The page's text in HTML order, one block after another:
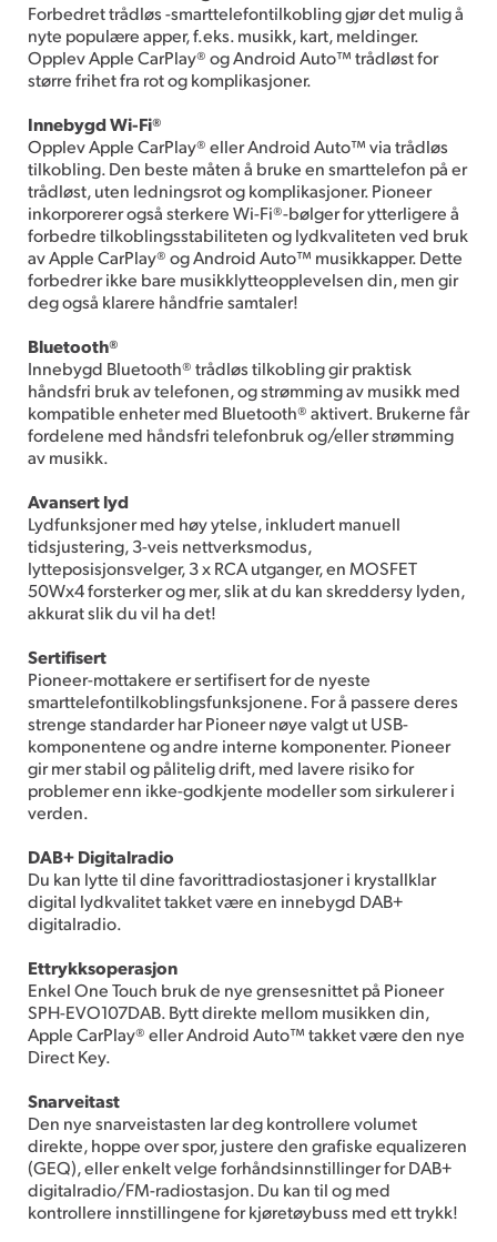
Forbedret trådløs -smarttelefontilkobling gjør det mulig å
nyte populære apper, f.eks. musikk, kart, meldinger.
Opplev Apple CarPlay® og Android Auto™ trådløst for
større frihet fra rot og komplikasjoner.
Innebygd Wi-Fi®
Opplev Apple CarPlay® eller Android Auto™ via trådløs
tilkobling. Den beste måten å bruke en smarttelefon på er
trådløst, uten ledningsrot og komplikasjoner. Pioneer
inkorporerer også sterkere Wi-Fi®-bølger for ytterligere å
forbedre tilkoblingsstabiliteten og lydkvaliteten ved bruk
av Apple CarPlay® og Android Auto™ musikkapper. Dette
forbedrer ikke bare musikklytteopplevelsen din, men gir
deg også klarere håndfrie samtaler!
Bluetooth®
Innebygd Bluetooth® trådløs tilkobling gir praktisk
håndsfri bruk av telefonen, og strømming av musikk med
kompatible enheter med Bluetooth® aktivert. Brukerne får
fordelene med håndsfri telefonbruk og/eller strømming
av musikk.
Avansert lyd
Lydfunksjoner med høy ytelse, inkludert manuell
tidsjustering, 3-veis nettverksmodus,
lytteposisjonsvelger, 3 x RCA utganger, en MOSFET
50Wx4 forsterker og mer, slik at du kan skreddersy lyden,
akkurat slik du vil ha det!
Sertifisert
Pioneer-mottakere er sertifisert for de nyeste
smarttelefontilkoblingsfunksjonene. For å passere deres
strenge standarder har Pioneer nøye valgt ut USB-
komponentene og andre interne komponenter. Pioneer
gir mer stabil og pålitelig drift, med lavere risiko for
problemer enn ikke-godkjente modeller som sirkulerer i
verden.
DAB+ Digitalradio
Du kan lytte til dine favorittradiostasjoner i krystallklar
digital lydkvalitet takket være en innebygd DAB+
digitalradio.
Ettrykksoperasjon
Enkel One Touch bruk de nye grensesnittet på Pioneer
SPH-EVO107DAB. Bytt direkte mellom musikken din,
Apple CarPlay® eller Android Auto™ takket være den nye
Direct Key.
Snarveitast
Den nye snarveistasten lar deg kontrollere volumet
direkte, hoppe over spor, justere den grafiske equalizeren
(GEQ), eller enkelt velge forhåndsinnstillinger for DAB+
digitalradio/FM-radiostasjon. Du kan til og med
kontrollere innstillingene for kjøretøybuss med ett trykk!